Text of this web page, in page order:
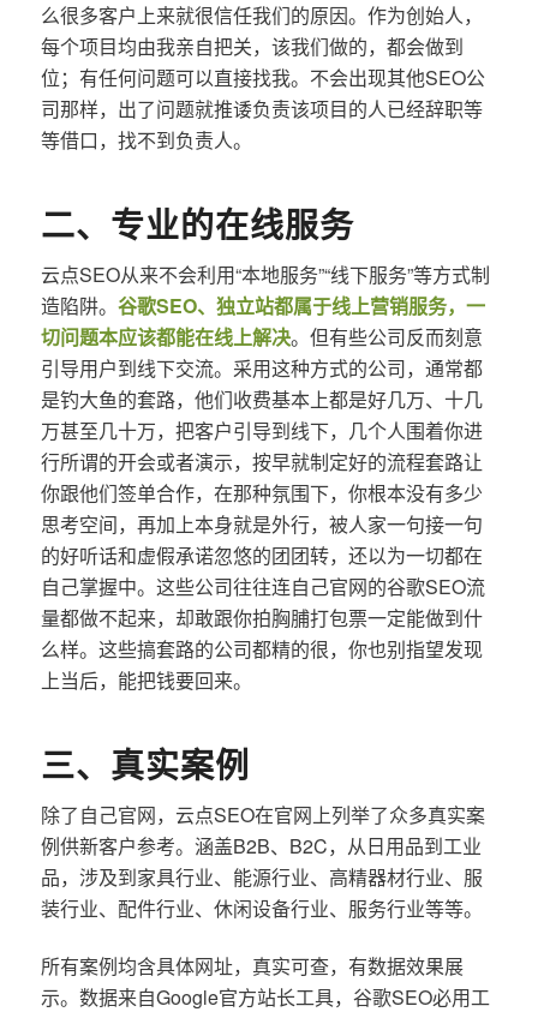
么很多客户上来就很信任我们的原因。作为创始人，
每个项目均由我亲自把关，该我们做的，都会做到
位；有任何问题可以直接找我。不会出现其他SEO公
司那样，出了问题就推诿负责该项目的人已经辞职等
等借口，找不到负责人。
二、专业的在线服务
云点SEO从来不会利用“本地服务”“线下服务”等方式制
造陷阱。 谷歌SEO、独立站都属于线上营销服务，一
切问题本应该都能在线上解决。但有些公司反而刻意
引导用户到线下交流。采用这种方式的公司，通常都
是钓大鱼的套路，他们收费基本上都是好几万、十几
万甚至几十万，把客户引导到线下，几个人围着你进
行所谓的开会或者演示，按早就制定好的流程套路让
你跟他们签单合作，在那种氛围下，你根本没有多少
思考空间，再加上本身就是外行，被人家一句接一句
的好听话和虚假承诺忽悠的团团转，还以为一切都在
自己掌握中。这些公司往往连自己官网的谷歌SEO流
量都做不起来，却敢跟你拍胸脯打包票一定能做到什
么样。这些搞套路的公司都精的很，你也别指望发现
上当后，能把钱要回来。
三、真实案例
除了自己官网，云点SEO在官网上列举了众多真实案
例供新客户参考。涵盖B2B、B2C，从日用品到工业
品，涉及到家具行业、能源行业、高精器材行业、服
装行业、配件行业、休闲设备行业、服务行业等等。
所有案例均含具体网址，真实可查，有数据效果展
示。数据来自Google官方站长工具，谷歌SEO必用工